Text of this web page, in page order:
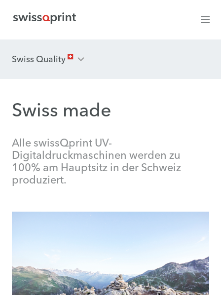
Swiss Quality
Swiss made
Alle swissQprint UV-
Digitaldruckmaschinen werden zu
100% am Hauptsitz in der Schweiz
produziert.